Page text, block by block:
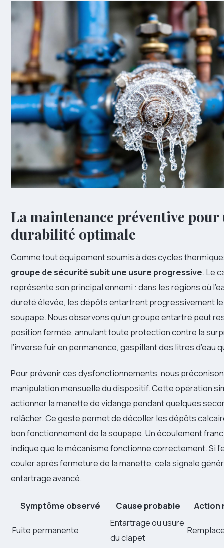
La maintenance préventive pour
durabilité optimale
Comme tout équipement soumis à des cycles
groupe de sécurité subit une usure progressive. Le
représente son principal ennemi : dans les régions où
dureté élevée, les dépôts entartrent progressivement
soupape. Nous observons qu’un groupe entartré peut
position fermée, annulant toute protection contre la
l’inverse fuir en permanence, gaspillant des litres d’eau
Pour prévenir ces dysfonctionnements, nous
manipulation mensuelle du dispositif. Cette opération
actionner la manette de vidange pendant quelques
relâcher. Ce geste permet de décoller les dépôts
bon fonctionnement de la soupape. Un écoulement
indique que le mécanisme fonctionne correctement. Si
couler après fermeture de la manette, cela signale
entartrage avancé.
Symptôme observé Cause probable Action
Fuite permanente
Entartrage ou usure
du clapet